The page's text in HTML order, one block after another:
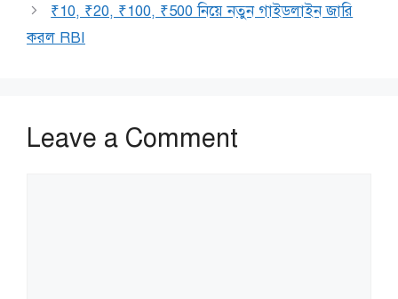
₹10, ₹20, ₹100, ₹500 নিয়ে নতুন গাইডলাইন জারি
করল RBI
Leave a Comment